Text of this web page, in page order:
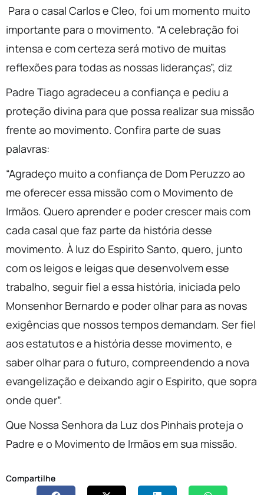
Para o casal Carlos e Cleo, foi um momento muito
importante para o movimento. “A celebração foi
intensa e com certeza será motivo de muitas
reflexões para todas as nossas lideranças”, diz
Padre Tiago agradeceu a confiança e pediu a
proteção divina para que possa realizar sua missão
frente ao movimento. Confira parte de suas
palavras:
“Agradeço muito a confiança de Dom Peruzzo ao
me oferecer essa missão com o Movimento de
Irmãos. Quero aprender e poder crescer mais com
cada casal que faz parte da história desse
movimento. À luz do Espirito Santo, quero, junto
com os leigos e leigas que desenvolvem esse
trabalho, seguir fiel a essa história, iniciada pelo
Monsenhor Bernardo e poder olhar para as novas
exigências que nossos tempos demandam. Ser fiel
aos estatutos e a história desse movimento, e
saber olhar para o futuro, compreendendo a nova
evangelização e deixando agir o Espirito, que sopra
onde quer”.
Que Nossa Senhora da Luz dos Pinhais proteja o
Padre e o Movimento de Irmãos em sua missão.
Compartilhe